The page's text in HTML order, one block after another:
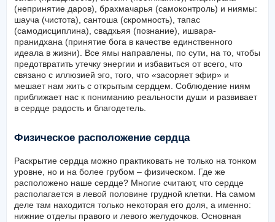
(непринятие даров), брахмачарья (самоконтроль) и ниямы:
шауча (чистота), сантоша (скромность), тапас
(самодисциплина), свадхьяя (познание), ишвара-
пранидхана (принятие бога в качестве единственного
идеала в жизни). Все ямы направлены, по сути, на то, чтобы
предотвратить утечку энергии и избавиться от всего, что
связано с иллюзией эго, того, что «засоряет эфир» и
мешает нам жить с открытым сердцем. Соблюдение ниям
приближает нас к пониманию реальности души и развивает
в сердце радость и благодетель.
Физическое расположение сердца
Раскрытие сердца можно практиковать не только на тонком
уровне, но и на более грубом – физическом. Где же
расположено наше сердце? Многие считают, что сердце
располагается в левой половине грудной клетки. На самом
деле там находится только некоторая его доля, а именно:
нижние отделы правого и левого желудочков. Основная